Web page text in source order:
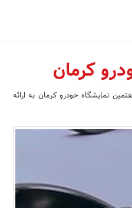
کرمان
نمایشگاه خودرو کرمان به ارائه